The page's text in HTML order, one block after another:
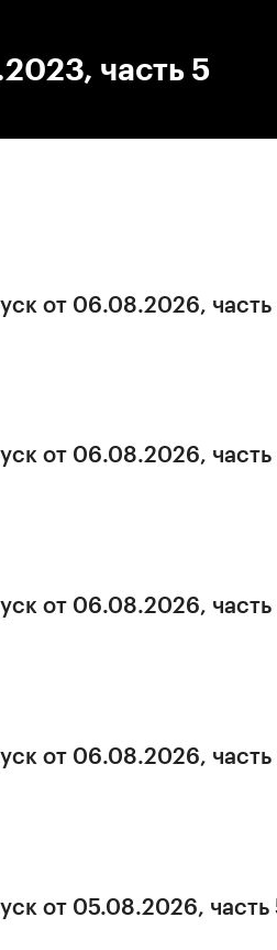
часть 5
от 06.08.2026, часть
от 06.08.2026, часть
от 06.08.2026, часть
от 06.08.2026, часть
от 05.08.2026, часть